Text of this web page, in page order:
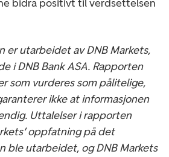
bidra positivt til verdsettelsen
er utarbeidet av DNB Markets,
i DNB Bank ASA. Rapporten
som vurderes som pålitelige,
ikke at informasjonen
Uttalelser i rapporten
oppfatning på det
ble utarbeidet, og DNB Markets